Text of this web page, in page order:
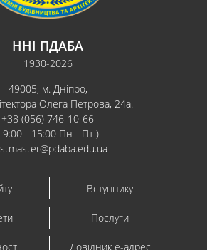
ННІ ПДАБА
1930-2026
49005, м. Дніпро,
Олега Петрова, 24а.
+38 (056) 746-10-66
9:00 - 15:00 Пн - Пт )
Вступнику
Послуги
Довідник e-адрес